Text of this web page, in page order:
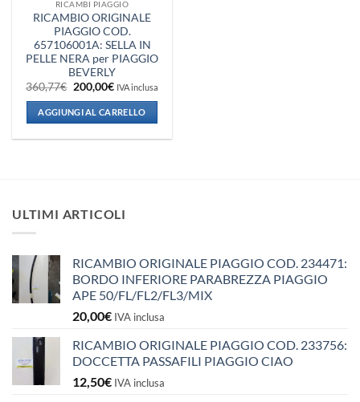
RICAMBI PIAGGIO
RICAMBIO ORIGINALE
PIAGGIO COD.
657106001A: SELLA IN
PELLE NERA per PIAGGIO
BEVERLY
360,77€ Il
prezzo
originale
era:
360,77€.
200,00€Il
attuale
è:
200,00€.
IVA inclusa
AGGIUNGI AL CARRELLO
ULTIMI ARTICOLI
RICAMBIO ORIGINALE PIAGGIO COD. 234471:
BORDO INFERIORE PARABREZZA PIAGGIO
APE 50/FL/FL2/FL3/MIX
20,00€ IVA inclusa
RICAMBIO ORIGINALE PIAGGIO COD. 233756:
DOCCETTA PASSAFILI PIAGGIO CIAO
12,50€ IVA inclusa